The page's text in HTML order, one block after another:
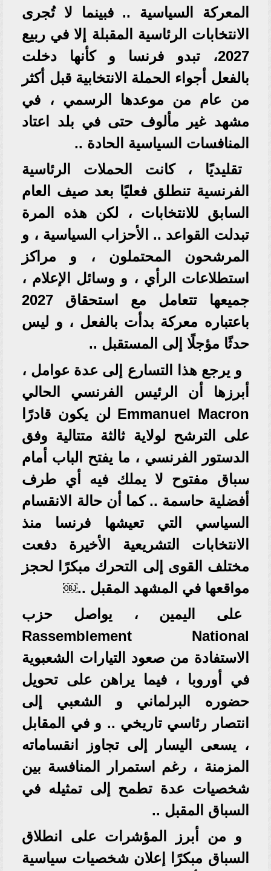
المعركة السياسية .. فبينما لا تُجرى
الانتخابات الرئاسية المقبلة إلا في ربيع
2027، تبدو فرنسا و كأنها دخلت
بالفعل أجواء الحملة الانتخابية قبل أكثر
من عام من موعدها الرسمي ، في
مشهد غير مألوف حتى في بلد اعتاد
المنافسات السياسية الحادة ..
تقليديًا ، كانت الحملات الرئاسية
الفرنسية تنطلق فعليًا بعد صيف العام
السابق للانتخابات ، لكن هذه المرة
تبدلت القواعد .. الأحزاب السياسية ، و
المرشحون المحتملون ، و مراكز
استطلاعات الرأي ، و وسائل الإعلام ،
جميعها تتعامل مع استحقاق 2027
باعتباره معركة بدأت بالفعل ، و ليس
حدثًا مؤجلًا إلى المستقبل ..
و يرجع هذا التسارع إلى عدة عوامل ،
أبرزها أن الرئيس الفرنسي الحالي
Emmanuel Macron لن يكون قادرًا
على الترشح لولاية ثالثة متتالية وفق
الدستور الفرنسي ، ما يفتح الباب أمام
سباق مفتوح لا يملك فيه أي طرف
أفضلية حاسمة .. كما أن حالة الانقسام
السياسي التي تعيشها فرنسا منذ
الانتخابات التشريعية الأخيرة دفعت
مختلف القوى إلى التحرك مبكرًا لحجز
مواقعها في المشهد المقبل ..⁠￼
على اليمين ، يواصل حزب
Rassemblement National
الاستفادة من صعود التيارات الشعبوية
في أوروبا ، فيما يراهن على تحويل
حضوره البرلماني و الشعبي إلى
انتصار رئاسي تاريخي .. و في المقابل
، يسعى اليسار إلى تجاوز انقساماته
المزمنة ، رغم استمرار المنافسة بين
شخصيات عدة تطمح إلى تمثيله في
السباق المقبل ..⁠
و من أبرز المؤشرات على انطلاق
السباق مبكرًا إعلان شخصيات سياسية